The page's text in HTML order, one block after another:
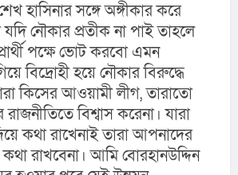
শেখ হাসিনার সঙ্গে অঙ্গীকার করে
নৌকার প্রতীক না পাই তাহলে
পক্ষে ভোট করবো এমন
বিদ্রোহী হয়ে নৌকার বিরুদ্ধে
কিসের আওয়ামী লীগ, তারাতো
বিশ্বাস করেনা। যারা
কথা রাখেনাই তারা আপনাদের
রাখবেনা। আমি বোরহানউদ্দিন